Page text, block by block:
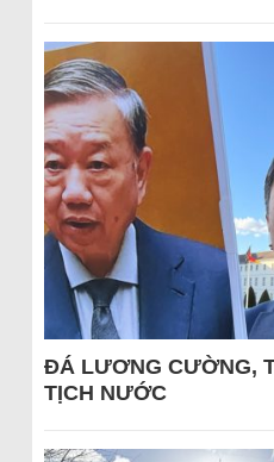
ĐÁ LƯƠNG CƯỜNG,
TỊCH NƯỚC